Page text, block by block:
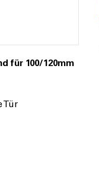
für 100/120mm
Tür